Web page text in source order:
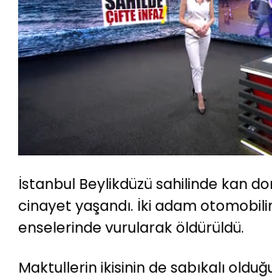
Aç
İstanbul Beylikdüzü sahilinde kan
cinayet yaşandı. İki adam
enselerinde vurularak öldürüldü.
Maktullerin ikisinin de sabıkalı